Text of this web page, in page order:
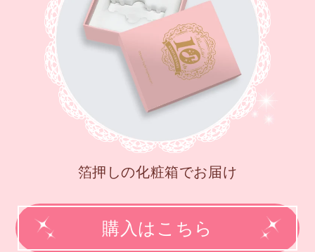
箔押しの化粧箱でお届け
購入はこちら